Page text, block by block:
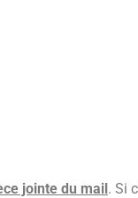
jointe du mail. Si